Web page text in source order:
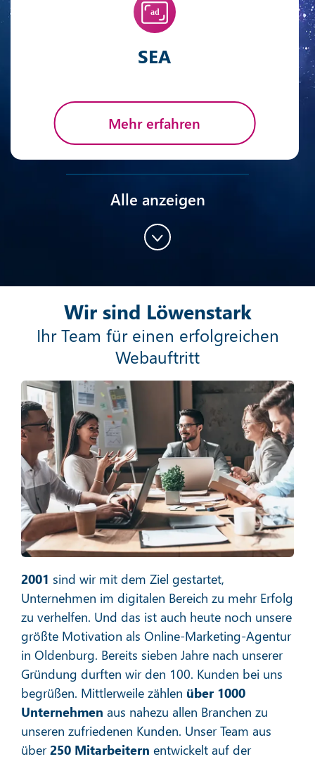
SEA
Mehr erfahren
Mehr erfahren
Social Media Marketing
Mehr erfahren
E-Mail-Marketing
Mehr erfahren
Alle anzeigen
Wir sind Löwenstark
Ihr Team für einen erfolgreichen
Webauftritt
2001 sind wir mit dem Ziel gestartet,
Unternehmen im digitalen Bereich zu mehr Erfolg
zu verhelfen. Und das ist auch heute noch unsere
größte Motivation als Online-Marketing-Agentur
in Oldenburg. Bereits sieben Jahre nach unserer
Gründung durften wir den 100. Kunden bei uns
begrüßen. Mittlerweile zählen über 1000
Unternehmen aus nahezu allen Branchen zu
unseren zufriedenen Kunden. Unser Team aus
über250 Mitarbeitern entwickelt auf der